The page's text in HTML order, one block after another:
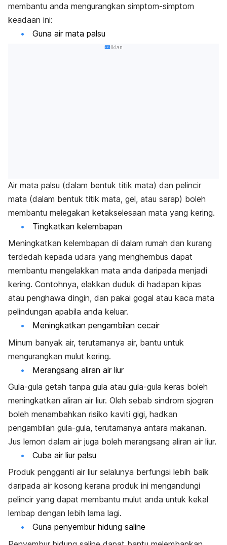
membantu anda mengurangkan simptom-simptom
keadaan ini:
Guna air mata palsu
Iklan
Air mata palsu (dalam bentuk titik mata) dan pelincir
mata (dalam bentuk titik mata, gel, atau sarap) boleh
membantu melegakan ketakselesaan mata yang kering.
Tingkatkan kelembapan
Meningkatkan kelembapan di dalam rumah dan kurang
terdedah kepada udara yang menghembus dapat
membantu mengelakkan mata anda daripada menjadi
kering. Contohnya, elakkan duduk di hadapan kipas
atau penghawa dingin, dan pakai gogal atau kaca mata
pelindungan apabila anda keluar.
Meningkatkan pengambilan cecair
Minum banyak air, terutamanya air, bantu untuk
mengurangkan mulut kering.
Merangsang aliran air liur
Gula-gula getah tanpa gula atau gula-gula keras boleh
meningkatkan aliran air liur. Oleh sebab sindrom sjogren
boleh menambahkan risiko kaviti gigi, hadkan
pengambilan gula-gula, terutamanya antara makanan.
Jus lemon dalam air juga boleh merangsang aliran air liur.
Cuba air liur palsu
Produk pengganti air liur selalunya berfungsi lebih baik
daripada air kosong kerana produk ini mengandungi
pelincir yang dapat membantu mulut anda untuk kekal
lembap dengan lebih lama lagi.
Guna penyembur hidung saline